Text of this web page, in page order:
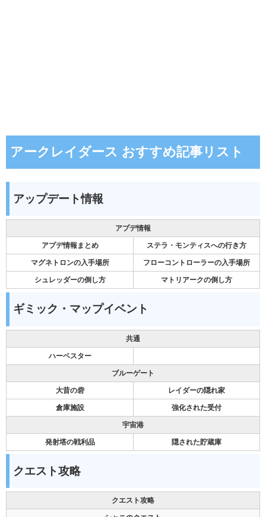
アークレイダース おすすめ記事リスト
アップデート情報
アプデ情報
アプデ情報まとめ ステラ・モンティスへの行き方
マグネトロンの入手場所 フローコントローラーの入手場所
シュレッダーの倒し方 マトリアークの倒し方
ギミック・マップイベント
共通
ハーベスター
ブルーゲート
大昔の砦 レイダーの隠れ家
倉庫施設 強化された受付
宇宙港
発射塔の戦利品 隠された貯蔵庫
クエスト攻略
クエスト攻略